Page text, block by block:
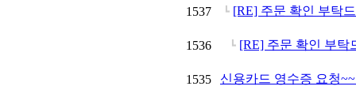
1537 ┗ [RE] 주문 확인 부탁
1536 ┗ [RE] 주문 확인 부탁
1535 신용카드 영수증 요청